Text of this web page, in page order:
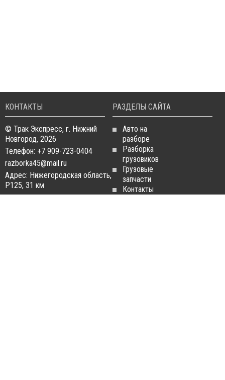
КОНТАКТЫ
© Трак Экспресс, г. Нижний
Новгород, 2026
Телефон: +7 909-723-0404
razborka45@mail.ru
Адрес: Нижегородская область,
Р125, 31 км
РАЗДЕЛЫ САЙТА
Авто на
разборе
Разборка
грузовиков
Грузовые
запчасти
Контакты